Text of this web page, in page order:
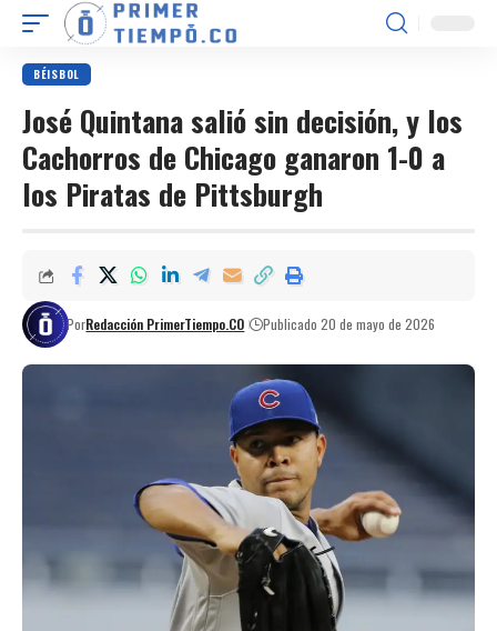
BÉISBOL
José Quintana salió sin decisión, y los
Cachorros de Chicago ganaron 1-0 a
los Piratas de Pittsburgh
PorRedacción PrimerTiempo.CO Publicado 20 de mayo de 2026